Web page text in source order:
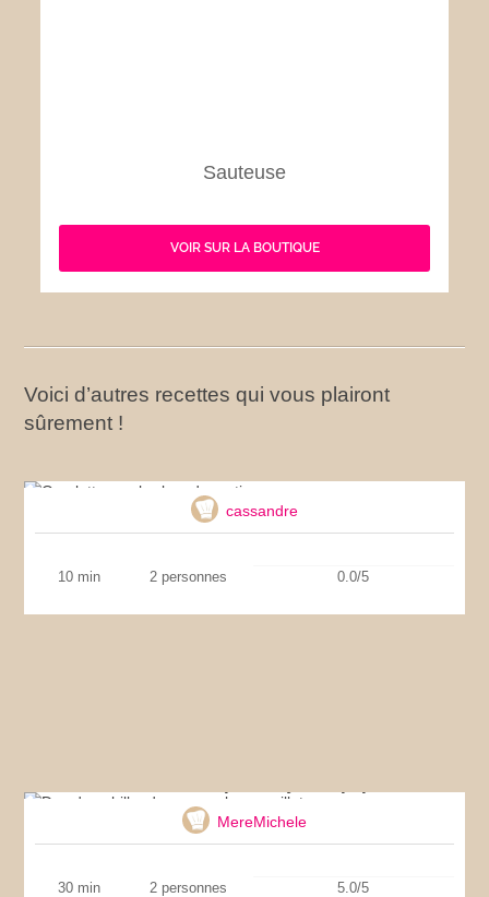
Sauteuse
VOIR SUR LA BOUTIQUE
Voici d’autres recettes qui vous plairont
sûrement !
cassandre
10 min 2 personnes 0.0/5
MereMichele
30 min 2 personnes 5.0/5